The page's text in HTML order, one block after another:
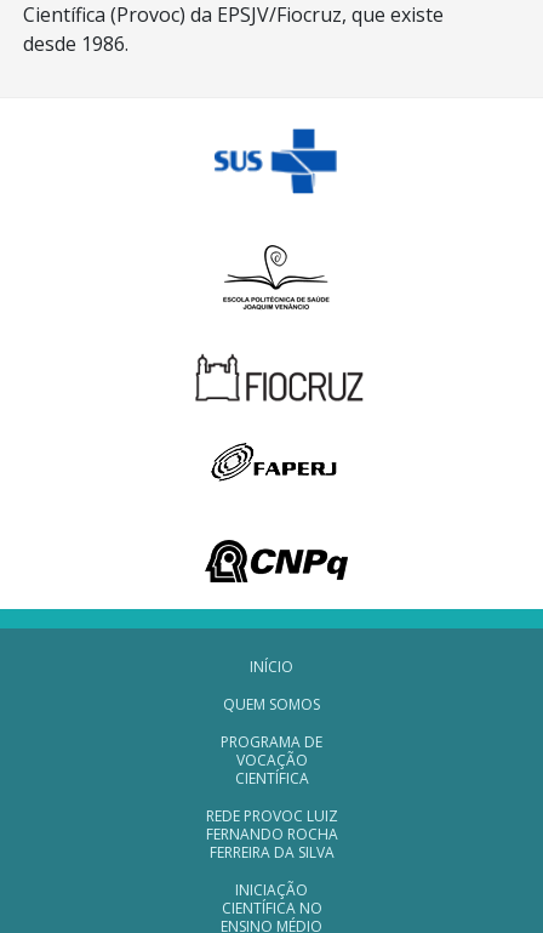
Científica (Provoc) da EPSJV/Fiocruz, que existe
desde 1986.
Navegação Rodapé
INÍCIO
QUEM SOMOS
PROGRAMA DE
VOCAÇÃO
CIENTÍFICA
REDE PROVOC LUIZ
FERNANDO ROCHA
FERREIRA DA SILVA
INICIAÇÃO
CIENTÍFICA NO
ENSINO MÉDIO